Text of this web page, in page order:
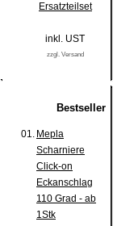
Ersatzteilset
inkl. UST
zzgl. Versand
Bestseller
01. Mepla
Scharniere
Click-on
Eckanschlag
110 Grad - ab
1Stk